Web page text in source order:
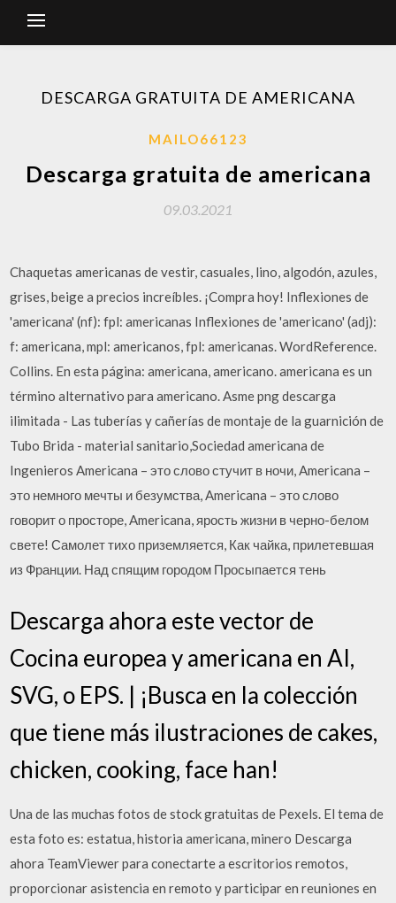
DESCARGA GRATUITA DE AMERICANA
MAILO66123
Descarga gratuita de americana
09.03.2021
Chaquetas americanas de vestir, casuales, lino, algodón, azules,
grises, beige a precios increíbles. ¡Compra hoy! Inflexiones de
'americana' (nf): fpl: americanas Inflexiones de 'americano' (adj):
f: americana, mpl: americanos, fpl: americanas. WordReference.
Collins. En esta página: americana, americano. americana es un
término alternativo para americano. Asme png descarga
ilimitada - Las tuberías y cañerías de montaje de la guarnición de
Tubo Brida - material sanitario,Sociedad americana de
Ingenieros Americana – это слово стучит в ночи, Americana –
это немного мечты и безумства, Americana – это слово
говорит о просторе, Americana, ярость жизни в черно-белом
свете! Самолет тихо приземляется, Как чайка, прилетевшая
из Франции. Над спящим городом Просыпается тень
Descarga ahora este vector de
Cocina europea y americana en AI,
SVG, o EPS. | ¡Busca en la colección
que tiene más ilustraciones de cakes,
chicken, cooking, face han!
Una de las muchas fotos de stock gratuitas de Pexels. El tema de
esta foto es: estatua, historia americana, minero Descarga
ahora TeamViewer para conectarte a escritorios remotos,
proporcionar asistencia en remoto y participar en reuniones en